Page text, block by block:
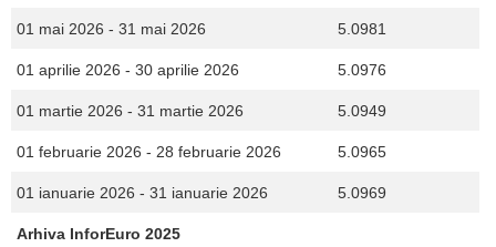
01 mai 2026 - 31 mai 2026 5.0981
01 aprilie 2026 - 30 aprilie 2026 5.0976
01 martie 2026 - 31 martie 2026 5.0949
01 februarie 2026 - 28 februarie 2026 5.0965
01 ianuarie 2026 - 31 ianuarie 2026 5.0969
Arhiva InforEuro 2025